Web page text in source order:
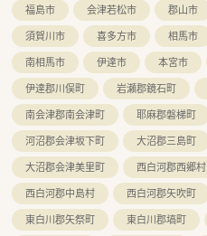
福島市 会津若松市 郡山市
須賀川市
喜多方市 相馬市
南相馬市
伊達市 本宮市
伊達郡川俣町
岩瀬郡鏡石町
南会津郡南会津町
耶麻郡磐梯町
河沼郡会津坂下町
大沼郡三島町
大沼郡会津美里町
西白河郡西郷村
西白河郡中島村
西白河郡矢吹町
東白川郡矢祭町
東白川郡塙町